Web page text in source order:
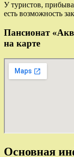
У туристов,
есть возможность
Пансионат
на карте
Основная